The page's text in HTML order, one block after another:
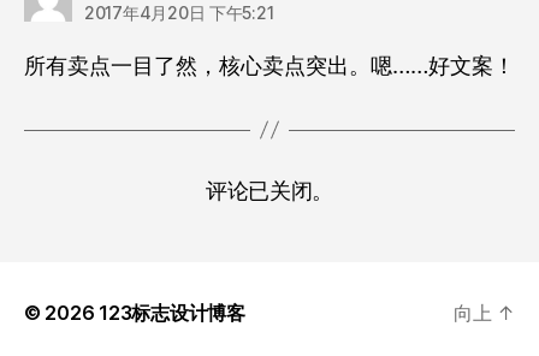
2017年4月20日 下午5:21
所有卖点一目了然，核心卖点突出。嗯……好文案！
评论已关闭。
© 2026 123标志设计博客 向上 ↑